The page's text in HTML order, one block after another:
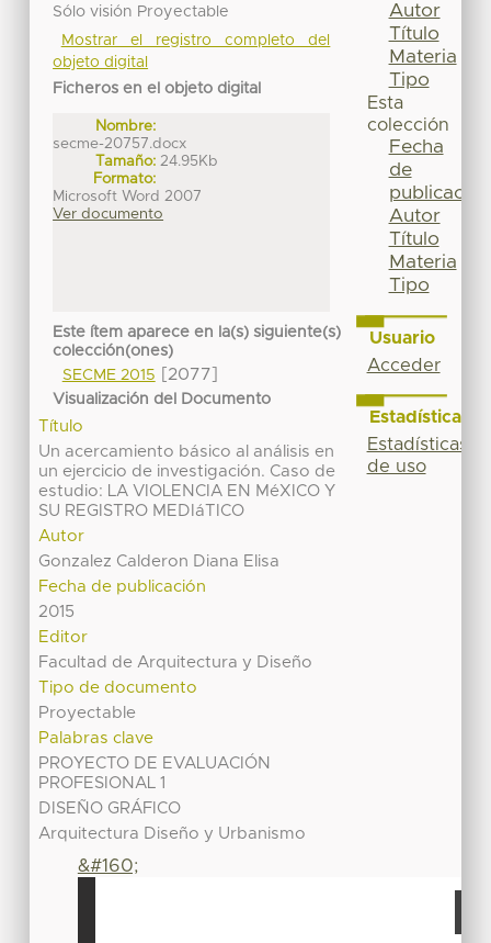
Sólo visión Proyectable
Mostrar el registro completo del
objeto digital
Ficheros en el objeto digital
Nombre:
secme-20757.docx
Tamaño: 24.95Kb
Formato:
Microsoft Word 2007
Ver documento
Este ítem aparece en la(s) siguiente(s)
colección(ones)
SECME 2015
[2077]
Visualización del Documento
Título
Un acercamiento básico al análisis en
un ejercicio de investigación. Caso de
estudio: LA VIOLENCIA EN MéXICO Y
SU REGISTRO MEDIáTICO
Autor
Gonzalez Calderon Diana Elisa
Fecha de publicación
2015
Editor
Facultad de Arquitectura y Diseño
Tipo de documento
Proyectable
Palabras clave
PROYECTO DE EVALUACIÓN
PROFESIONAL 1
DISEÑO GRÁFICO
Arquitectura Diseño y Urbanismo
&#160;
Autor
Título
Materia
Tipo
Esta
colección
Fecha
de
publicación
Autor
Título
Materia
Tipo
Usuario
Acceder
Estadísticas
Estadísticas
de uso